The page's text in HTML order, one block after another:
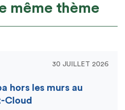
même thème
30 JUILLET 2026
hors les murs au
Cloud